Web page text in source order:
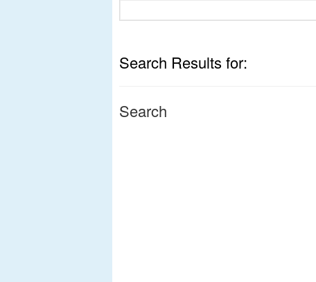
Search Results for:
Search